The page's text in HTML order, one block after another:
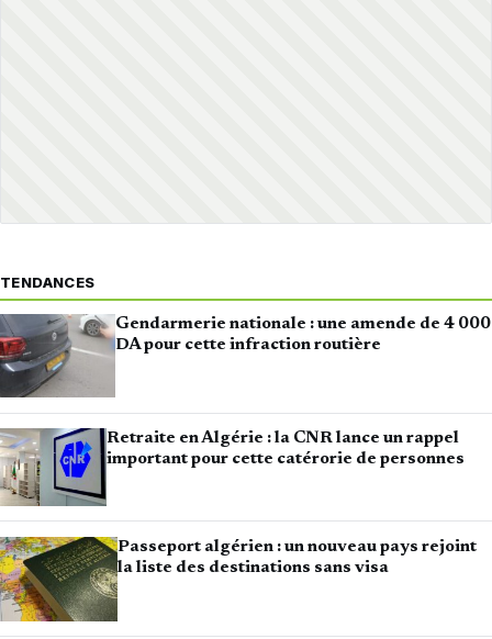
TENDANCES
Gendarmerie nationale : une amende de 4 000
DA pour cette infraction routière
Retraite en Algérie : la CNR lance un rappel
important pour cette catérorie de personnes
Passeport algérien : un nouveau pays rejoint
la liste des destinations sans visa